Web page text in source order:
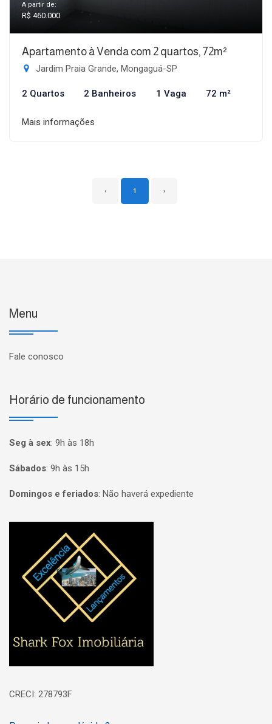
A partir de:
R$ 460.000
Apartamento à Venda com 2 quartos, 72m²
Jardim Praia Grande, Mongaguá-SP
2 Quartos 2 Banheiros 1 Vaga 72 m²
Mais informações
‹ 1 ›
Menu
Fale conosco
Horário de funcionamento
Seg à sex: 9h às 18h
Sábados: 9h às 15h
Domingos e feriados: Não haverá expediente
Página inicial
CRECI: 278793F